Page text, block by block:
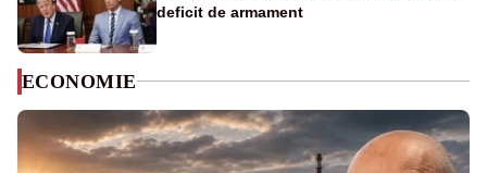
deficit de armament
ECONOMIE